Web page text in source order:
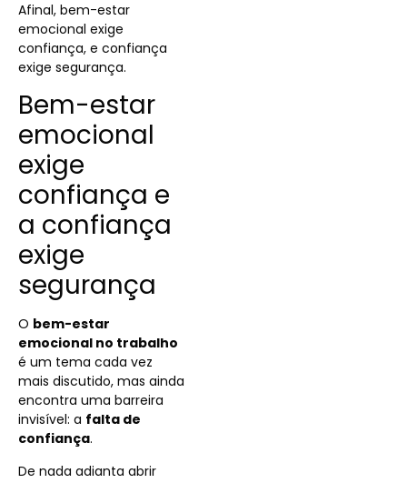
Afinal, bem-estar
emocional exige
confiança, e confiança
exige segurança.
Bem-estar
emocional
exige
confiança e
a confiança
exige
segurança
O bem-estar
emocional no trabalho
é um tema cada vez
mais discutido, mas ainda
encontra uma barreira
invisível: a falta de
confiança.
De nada adianta abrir